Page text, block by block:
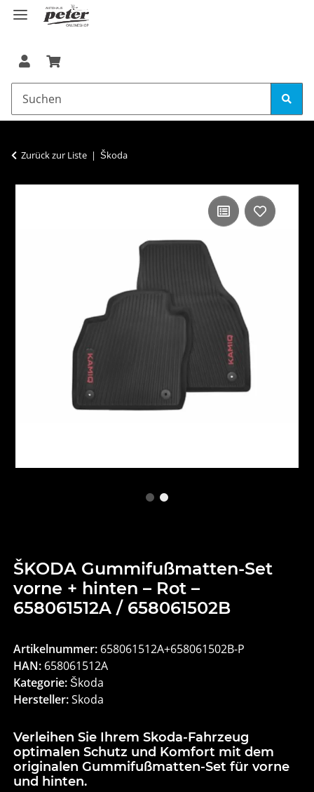
Zurück zur Liste Škoda
ŠKODA Gummifußmatten-Set
vorne + hinten – Rot –
658061512A / 658061502B
Artikelnummer: 658061512A+658061502B-P
HAN: 658061512A
Kategorie: Škoda
Hersteller:Skoda
Verleihen Sie Ihrem Skoda-Fahrzeug
optimalen Schutz und Komfort mit dem
originalen Gummifußmatten-Set für vorne
und hinten.